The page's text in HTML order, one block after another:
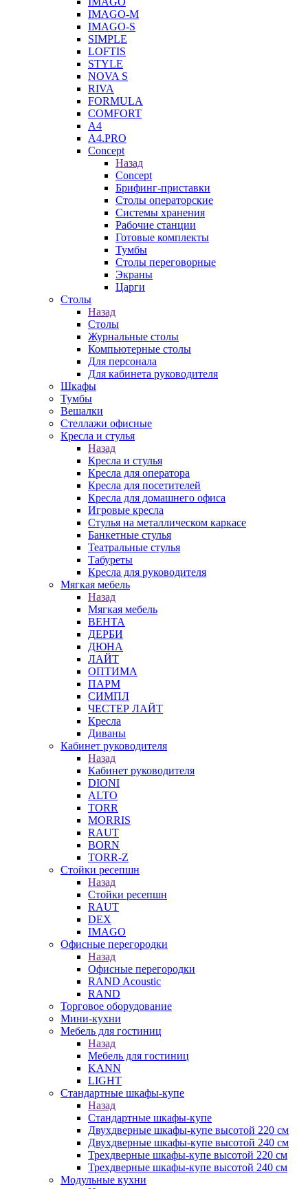
IMAGO-M
IMAGO-S
SIMPLE
LOFTIS
STYLE
NOVA S
RIVA
FORMULA
COMFORT
A4
A4.PRO
Concept
Назад
Concept
Брифинг-приставки
Столы операторские
Системы хранения
Рабочие станции
Готовые комплекты
Тумбы
Столы переговорные
Экраны
Царги
Столы
Назад
Столы
Журнальные столы
Компьютерные столы
Для персонала
Для кабинета руководителя
Шкафы
Тумбы
Вешалки
Стеллажи офисные
Кресла и стулья
Назад
Кресла и стулья
Кресла для оператора
Кресла для посетителей
Кресла для домашнего офиса
Игровые кресла
Стулья на металлическом каркасе
Банкетные стулья
Театральные стулья
Табуреты
Кресла для руководителя
Мягкая мебель
Назад
Мягкая мебель
ВЕНТА
ДЕРБИ
ДЮНА
ЛАЙТ
ОПТИМА
ПАРМ
СИМПЛ
ЧЕСТЕР ЛАЙТ
Кресла
Диваны
Кабинет руководителя
Назад
Кабинет руководителя
DIONI
ALTO
TORR
MORRIS
RAUT
BORN
TORR-Z
Стойки ресепшн
Назад
Стойки ресепшн
RAUT
DEX
IMAGO
Офисные перегородки
Назад
Офисные перегородки
RAND Acoustic
RAND
Торговое оборудование
Мини-кухни
Мебель для гостиниц
Назад
Мебель для гостиниц
KANN
LIGHT
Стандартные шкафы-купе
Назад
Стандартные шкафы-купе
Двухдверные шкафы-купе высотой 220 см
Двухдверные шкафы-купе высотой 240 см
Трехдверные шкафы-купе высотой 220 см
Трехдверные шкафы-купе высотой 240 см
Модульные кухни